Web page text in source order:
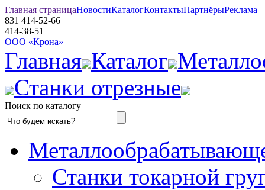
Главная страницаНовостиКаталогКонтактыПартнёрыРеклама
831 414-52-66
414-38-51
ООО «Крона»
Главная Каталог
Станки отрезные
Поиск по каталогу
Станки токарной